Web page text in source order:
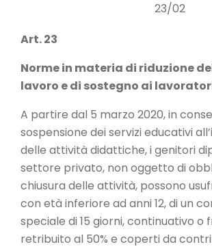
23/02
Art. 23
Norme in materia di riduzione
lavoro e di sostegno ai
A partire dal 5 marzo 2020, in
sospensione dei servizi educativi
delle attività didattiche, i genitori
settore privato, non oggetto di
chiusura delle attività, possono
con età inferiore ad anni 12, di un
speciale di 15 giorni, continuativo o
retribuito al 50% e coperti da